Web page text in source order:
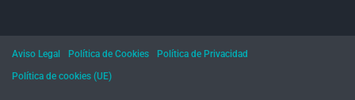
Aviso Legal Política de Cookies
Política de Privacidad
Política de cookies (UE)